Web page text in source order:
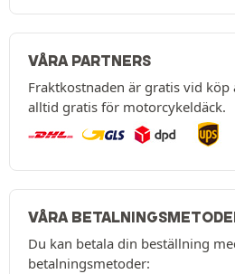
VÅRA PARTNERS
Fraktkostnaden är gratis vid köp
alltid gratis för motorcykeldäck.
VÅRA
Du kan betala din beställning
betalningsmetoder: